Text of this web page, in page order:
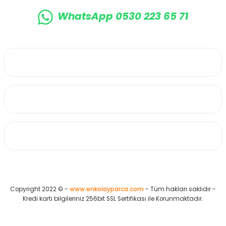
WhatsApp 0530 223 65 71
Copyright 2022 © - www.enkolayparca.com - Tüm hakları saklıdır -
Kredi kartı bilgileriniz 256bit SSL Sertifikası ile Korunmaktadır.